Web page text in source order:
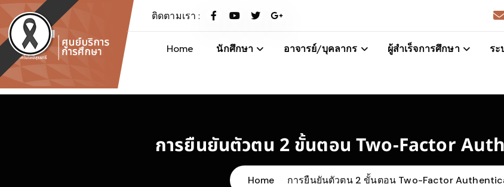
S
c
ศูนย์บริการการศึกษา มหาวิทยาลัยเทคโนโลยีสุรนารี
ติดตามเรา :
Home นักศึกษา อาจารย์/บุคลากร ผู้สำเร็จการศึกษา ระ
การยืนยันตัวตน 2 ขั้นตอน Two-Factor
Home การยืนยันตัวตน 2 ขั้นตอน Two-Factor